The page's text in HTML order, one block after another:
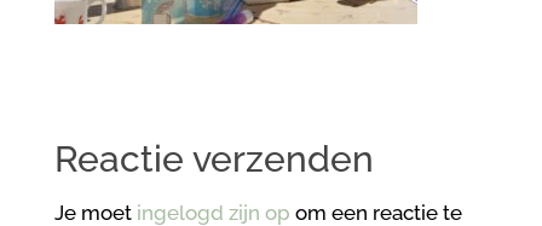
Reactie verzenden
Je moet ingelogd zijn op om een reactie te